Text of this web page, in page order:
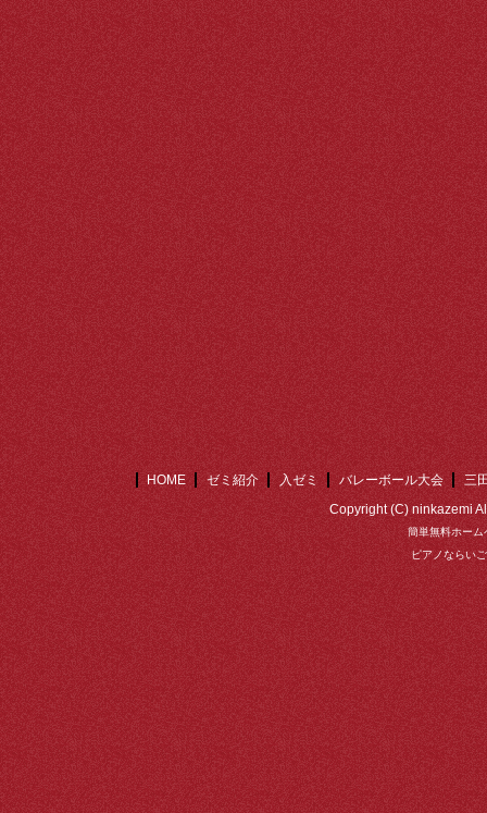
HOME ゼミ紹介 入ゼミ バレーボール大会
三
Copyright (C) ninkazemi
簡単無料ホーム
ピアノならい